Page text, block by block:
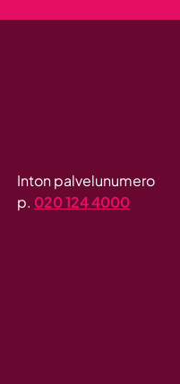
Inton palvelunumero
p. 020 124 4000